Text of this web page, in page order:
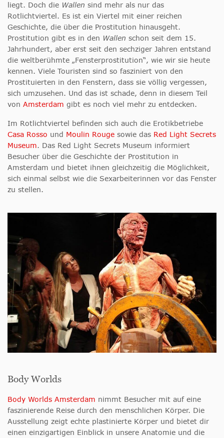
liegt. Doch die Wallen sind mehr als nur das
Rotlichtviertel. Es ist ein Viertel mit einer reichen
Geschichte, die über die Prostitution hinausgeht.
Prostitution gibt es in den Wallen schon seit dem 15.
Jahrhundert, aber erst seit den sechziger Jahren entstand
die weltberühmte „Fensterprostitution“, wie wir sie heute
kennen. Viele Touristen sind so fasziniert von den
Prostituierten in den Fenstern, dass sie völlig vergessen,
sich umzusehen. Und das ist schade, denn in diesem Teil
von Amsterdam gibt es noch viel mehr zu entdecken.
Im Rotlichtviertel befinden sich auch die Erotikbetriebe
Casa Rosso und Moulin Rouge sowie das Red Light Secrets
Museum. Das Red Light Secrets Museum informiert
Besucher über die Geschichte der Prostitution in
Amsterdam und bietet ihnen gleichzeitig die Möglichkeit,
sich einmal selbst wie die Sexarbeiterinnen vor das Fenster
zu stellen.
Body Worlds
Body Worlds Amsterdam nimmt Besucher mit auf eine
faszinierende Reise durch den menschlichen Körper. Die
Ausstellung zeigt echte plastinierte Körper und bietet dir
einen einzigartigen Einblick in unsere Anatomie und die